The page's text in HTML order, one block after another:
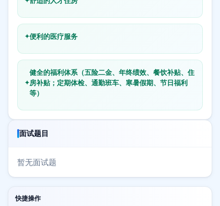
便利的医疗服务
健全的福利体系（五险二金、年终绩效、餐饮补贴、住
房补贴；定期体检、通勤班车、寒暑假期、节日福利
等）
面试题目
暂无面试题
快捷操作